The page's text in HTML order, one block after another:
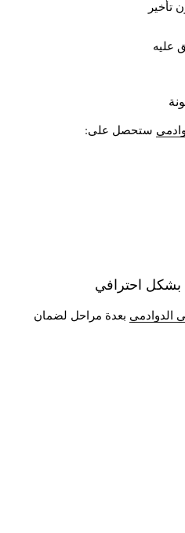
تأخير
عليه
ستحصل على:
احترافي
الدوادمي بعدة مراحل لضمان